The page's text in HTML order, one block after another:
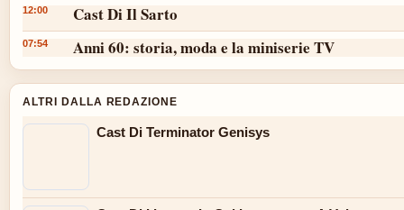
12:00 Cast Di Il Sarto
07:54 Anni 60: storia, moda e la miniserie TV
ALTRI DALLA REDAZIONE
Cast Di Terminator Genisys